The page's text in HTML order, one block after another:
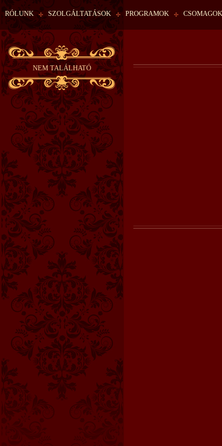
NEM TALÁLHATÓ
RÓLUNK SZOLGÁLTATÁSOK PROGRAMOK CSOMAGOK